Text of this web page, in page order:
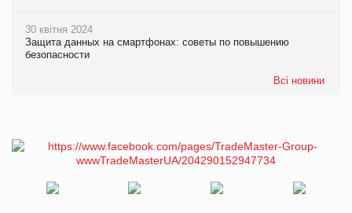
30 квітня 2024
Защита данных на смартфонах: советы по повышению
безопасности
Всі новини